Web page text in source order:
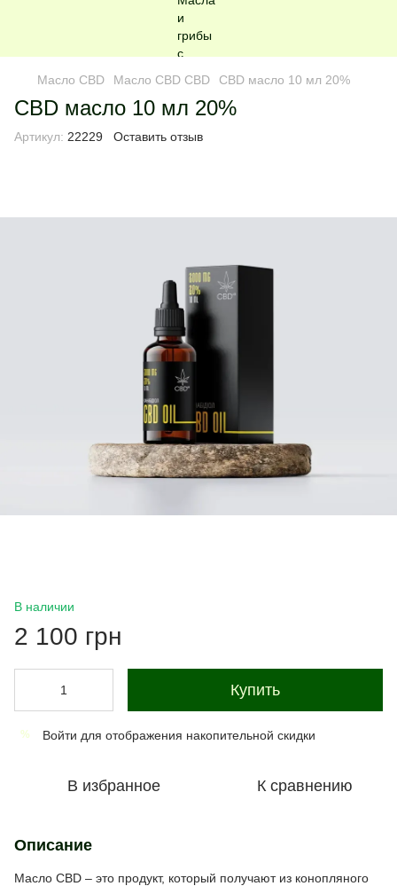
Масло CBD Масло CBD CBD CBD масло 10 мл 20%
CBD масло 10 мл 20%
Артикул: 22229 Оставить отзыв
В наличии
2 100 грн
Купить
% Войти для отображения накопительной скидки
В избранное К сравнению
Описание
Масло CBD – это продукт, который получают из конопляного